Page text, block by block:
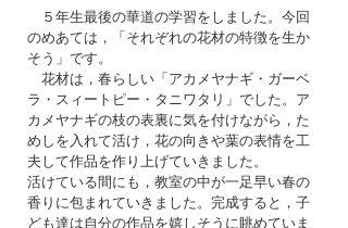
５年生最後の華道の学習をしました。今回
のめあては，「それぞれの花材の特徴を生か
そう」です。
花材は，春らしい「アカメヤナギ・ガーベ
ラ・スィートピー・タニワタリ」でした。ア
カメヤナギの枝の表裏に気を付けながら，た
めしを入れて活け，花の向きや葉の表情を工
夫して作品を作り上げていきました。
活けている間にも，教室の中が一足早い春の
香りに包まれていきました。完成すると，子
ども達は自分の作品を嬉しそうに眺めていま